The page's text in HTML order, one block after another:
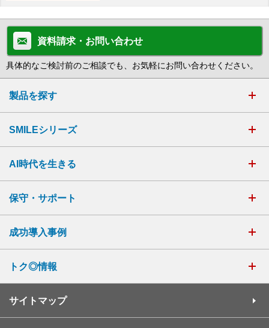
資料請求・お問い合わせ
具体的なご検討前のご相談でも、お気軽にお問い合わせください。
製品を探す
SMILEシリーズ
AI時代を生きる
保守・サポート
成功導入事例
トク◎情報
サイトマップ